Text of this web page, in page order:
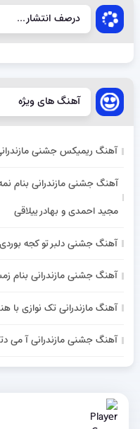
درصف انتشار...
آهنگ های ویژه
آهنگ ریمیکس جشنی
آهنگ جشنی مازندرانی بنام
مجید احمدی و بهادر ییلاقی
آهنگ جشنی دلبر تو کجه
آهنگ جشنی مازندرانی بنام
آهنگ مازندرانی تک نوازی
آهنگ جشنی مازندرانی آ می